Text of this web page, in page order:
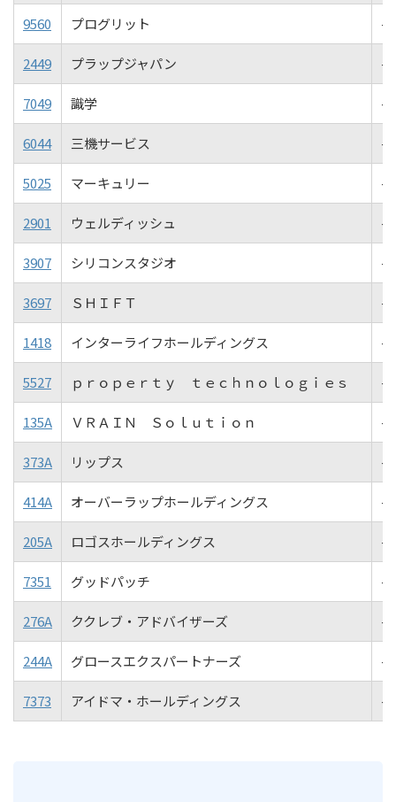
9560 プログリット -
2449 プラップジャパン -
7049 識学 -
6044 三機サービス -
5025 マーキュリー -
2901 ウェルディッシュ -
3907 シリコンスタジオ -
3697 ＳＨＩＦＴ -
1418 インターライフホールディングス -
5527 ｐｒｏｐｅｒｔｙ ｔｅｃｈｎｏｌｏｇｉｅｓ -
135A ＶＲＡＩＮ Ｓｏｌｕｔｉｏｎ -
373A リップス -
414A オーバーラップホールディングス -
205A ロゴスホールディングス -
7351 グッドパッチ -
276A ククレブ・アドバイザーズ -
244A グロースエクスパートナーズ -
7373 アイドマ・ホールディングス -